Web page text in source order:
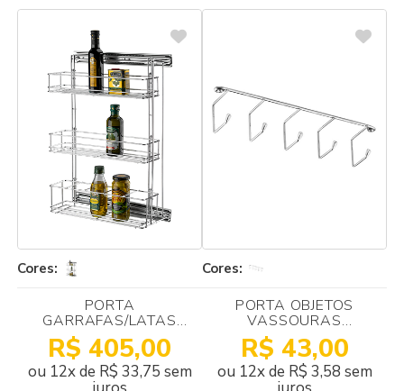
Cores:
PORTA
GARRAFAS/LATAS
LATERAL COM TRILHO
120X555X400 SCHMITT
R$ 405,00
ou 12x de R$ 33,75 sem
Cores:
PORTA OBJETOS
VASSOURAS
270X47X50 SCHMITT
R$ 43,00
ou 12x de R$ 3,58 sem